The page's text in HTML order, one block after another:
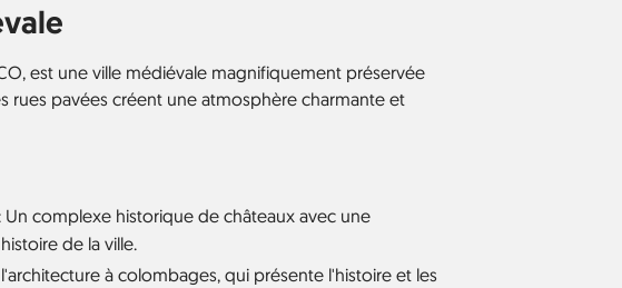
est une ville médiévale magnifiquement préservée
rues pavées créent une atmosphère charmante et
complexe historique de châteaux avec une
de la ville.
à colombages, qui présente l'histoire et les